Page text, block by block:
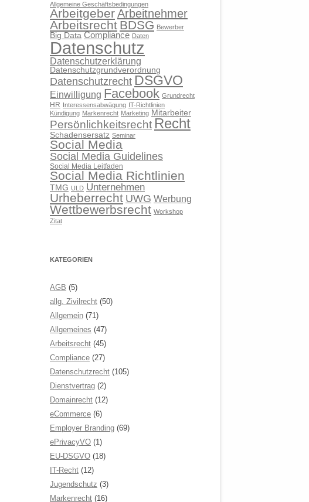
Allgemeine Geschäftsbedingungen
ArbeitgeberArbeitnehmer
Arbeitsrecht BDSG Bewerber
Big Data Compliance Daten
Datenschutz
Datenschutzerklärung
Datenschutzgrundverordnung
Datenschutzrecht DSGVO
Einwilligung Facebook Grundrecht
HR Interessensabwägung IT-Richtlinien
Kündigung Markenrecht Marketing Mitarbeiter
Persönlichkeitsrecht Recht
Schadensersatz Seminar
Social Media
Social Media Guidelines
Social Media Leitfaden
Social Media Richtlinien
TMG ULD Unternehmen
Urheberrecht UWG Werbung
Wettbewerbsrecht Workshop
Zitat
KATEGORIEN
AGB (5)
allg. Zivilrecht (50)
Allgemein (71)
Allgemeines (47)
Arbeitsrecht (45)
Compliance (27)
Datenschutzrecht (105)
Dienstvertrag (2)
Domainrecht (12)
eCommerce (6)
Employer Branding (69)
ePrivacyVO (1)
EU-DSGVO (18)
IT-Recht (12)
Jugendschutz (3)
Markenrecht (16)